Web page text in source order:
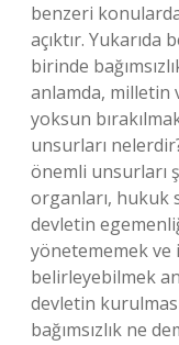
benzeri
açıktır.
birinde
anlamda, milletin
yoksun
unsurları
önemli unsurları
organları, hukuk
devletin
yönetememek ve
belirleyebilmek
devletin
bağımsızlık ne